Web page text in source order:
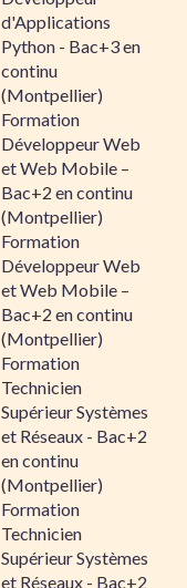
d'Applications
Python - Bac+3 en
continu
(Montpellier)
Formation
Développeur Web
et Web Mobile –
Bac+2 en continu
(Montpellier)
Formation
Développeur Web
et Web Mobile –
Bac+2 en continu
(Montpellier)
Formation
Technicien
Supérieur Systèmes
et Réseaux - Bac+2
en continu
(Montpellier)
Formation
Technicien
Supérieur Systèmes
et Réseaux - Bac+2